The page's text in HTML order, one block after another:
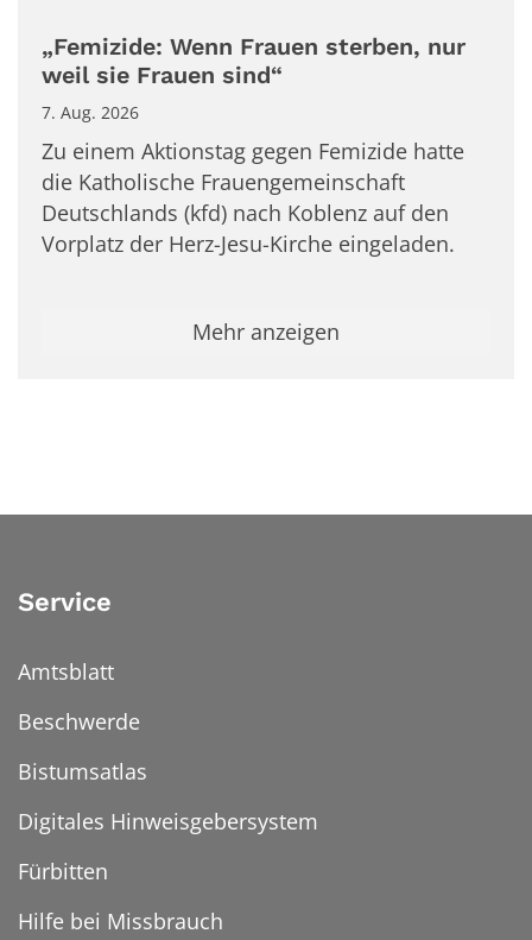
„Femizide: Wenn Frauen sterben, nur
weil sie Frauen sind“
7. Aug. 2026
Zu einem Aktionstag gegen Femizide hatte
die Katholische Frauengemeinschaft
Deutschlands (kfd) nach Koblenz auf den
Vorplatz der Herz-Jesu-Kirche eingeladen.
Mehr anzeigen
Service
Amtsblatt
Beschwerde
Bistumsatlas
Digitales Hinweisgebersystem
Fürbitten
Hilfe bei Missbrauch